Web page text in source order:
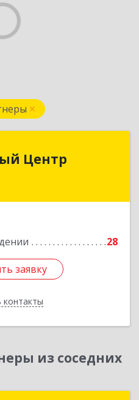
Центр
28
заявку
контакты
Центр
обл, Красноуфимск г,
заявку
из соседних